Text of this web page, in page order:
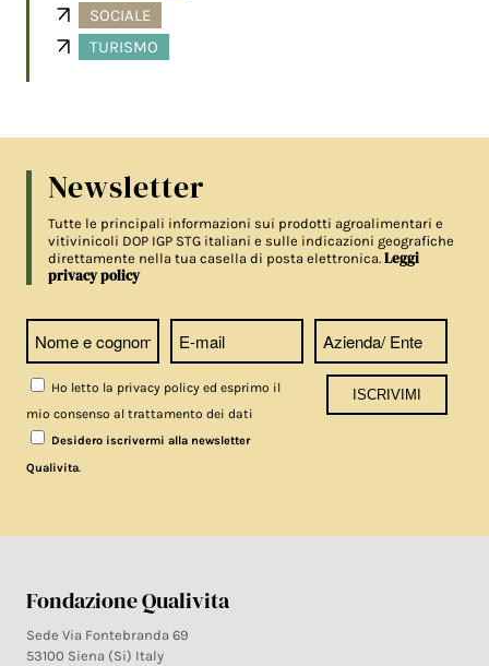
SOCIALE
TURISMO
Newsletter
Tutte le principali informazioni sui prodotti agroalimentari e
vitivinicoli DOP IGP STG italiani e sulle indicazioni geografiche
direttamente nella tua casella di posta elettronica.Leggi
privacy policy
Ho letto la privacy policy ed esprimo il
mio consenso al trattamento dei dati
Desidero iscrivermi alla newsletter
Qualivita
Fondazione Qualivita
Sede Via Fontebranda 69
53100 Siena (Si) Italy